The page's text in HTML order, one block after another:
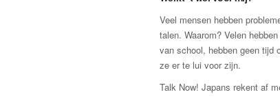
Veel mensen hebben
talen. Waarom? Velen
van school, hebben geen tijd
ze er te lui voor zijn.
Talk Now! Japans rekent af